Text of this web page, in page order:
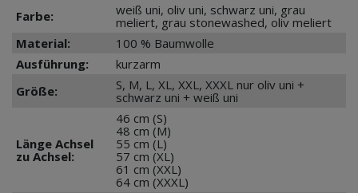
Farbe:
weiß uni, oliv uni, schwarz uni, grau
meliert, grau stonewashed, oliv meliert
Material:
100 % Baumwolle
Ausführung:
kurzarm
Größe:
S, M, L, XL, XXL, XXXL nur oliv uni +
schwarz uni + weiß uni
Länge Achsel
zu Achsel:
46 cm (S)
48 cm (M)
55 cm (L)
57 cm (XL)
61 cm (XXL)
64 cm (XXXL)